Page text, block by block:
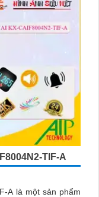
TIF-A
A là một sản phẩm